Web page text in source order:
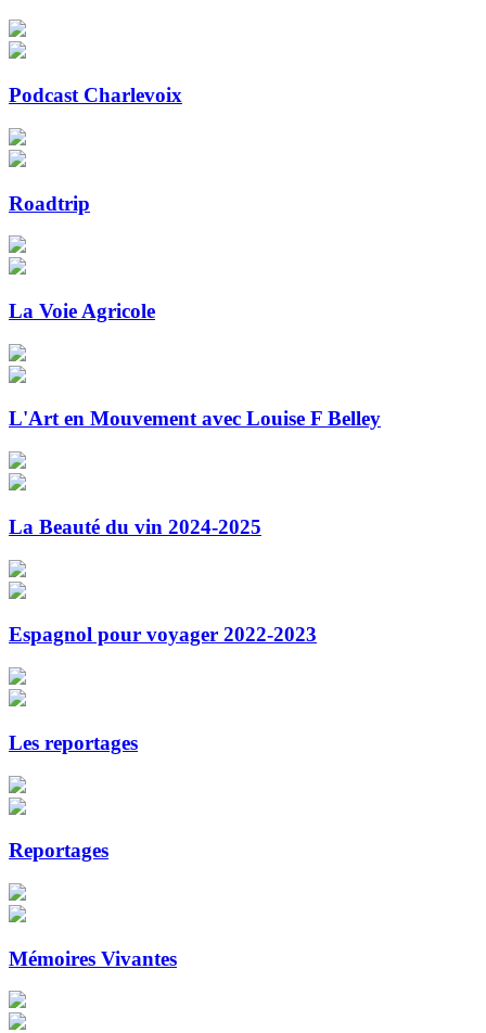
Podcast Charlevoix
Roadtrip
La Voie Agricole
L'Art en Mouvement avec Louise F Belley
La Beauté du vin 2024-2025
Espagnol pour voyager 2022-2023
Les reportages
Reportages
Mémoires Vivantes